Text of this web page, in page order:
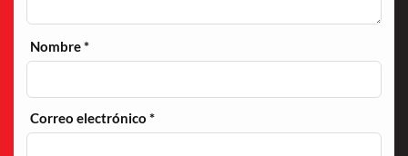
Nombre*
Correo electrónico*